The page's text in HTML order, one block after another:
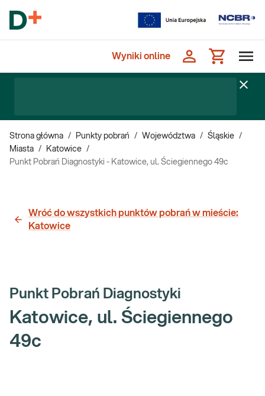
Wyniki online
Strona główna / Punkty pobrań / Województwa / Śląskie /
Miasta / Katowice /
Punkt Pobrań Diagnostyki - Katowice, ul. Ściegiennego 49c
Wróć do wszystkich punktów pobrań w mieście:
Katowice
Punkt Pobrań Diagnostyki
Katowice, ul. Ściegiennego
49c